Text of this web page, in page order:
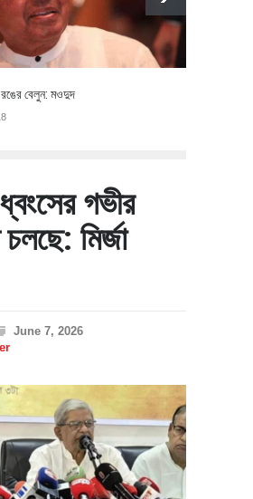
বেলুন: মওদুদ
গভীর
মির্জা
June 7, 2026